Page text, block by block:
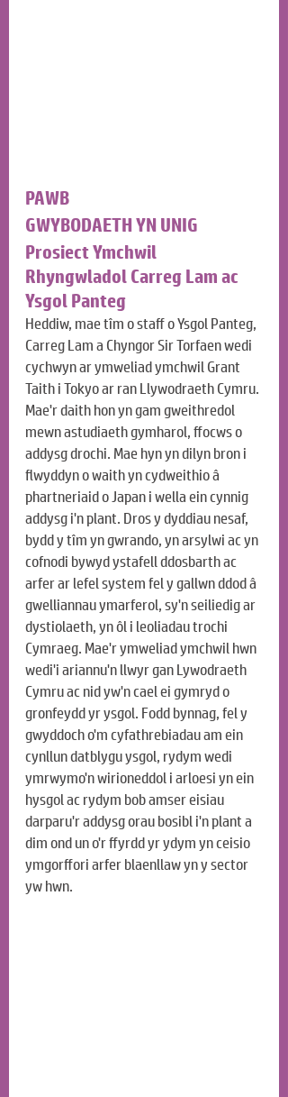
PAWB
GWYBODAETH YN UNIG
Prosiect Ymchwil
Rhyngwladol Carreg Lam ac
Ysgol Panteg
Heddiw, mae tîm o staff o Ysgol Panteg,
Carreg Lam a Chyngor Sir Torfaen wedi
cychwyn ar ymweliad ymchwil Grant
Taith i Tokyo ar ran Llywodraeth Cymru.
Mae'r daith hon yn gam gweithredol
mewn astudiaeth gymharol, ffocws o
addysg drochi. Mae hyn yn dilyn bron i
flwyddyn o waith yn cydweithio â
phartneriaid o Japan i wella ein cynnig
addysg i'n plant. Dros y dyddiau nesaf,
bydd y tîm yn gwrando, yn arsylwi ac yn
cofnodi bywyd ystafell ddosbarth ac
arfer ar lefel system fel y gallwn ddod â
gwelliannau ymarferol, sy'n seiliedig ar
dystiolaeth, yn ôl i leoliadau trochi
Cymraeg. Mae'r ymweliad ymchwil hwn
wedi'i ariannu'n llwyr gan Lywodraeth
Cymru ac nid yw'n cael ei gymryd o
gronfeydd yr ysgol. Fodd bynnag, fel y
gwyddoch o'm cyfathrebiadau am ein
cynllun datblygu ysgol, rydym wedi
ymrwymo'n wirioneddol i arloesi yn ein
hysgol ac rydym bob amser eisiau
darparu'r addysg orau bosibl i'n plant a
dim ond un o'r ffyrdd yr ydym yn ceisio
ymgorffori arfer blaenllaw yn y sector
yw hwn.